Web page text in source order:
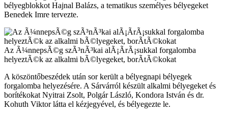
bélyegblokkot Hajnal Balázs, a tematikus személyes bélyegeket
Benedek Imre tervezte.
Az Ã¼nnepsÃ©g szÃ³nÃ³kai alÃ¡Ã­rÃ¡sukkal forgalomba
helyeztÃ©k az alkalmi bÃ©lyegeket, borÃ­tÃ©kokat
A köszöntőbeszédek után sor került a bélyegnapi bélyegek
forgalomba helyezésére. A Sárvárról készült alkalmi bélyegeket és
borítékokat Nyitrai Zsolt, Polgár László, Kondora István és dr.
Kohuth Viktor látta el kézjegyével, és bélyegezte le.